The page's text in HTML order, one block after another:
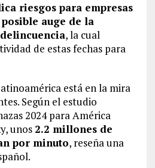
riesgos para empresas
auge de la
, la cual
de estas fechas para
está en la mira
Según el estudio
2024 para América
unos 2.2 millones de
por minuto, reseña una